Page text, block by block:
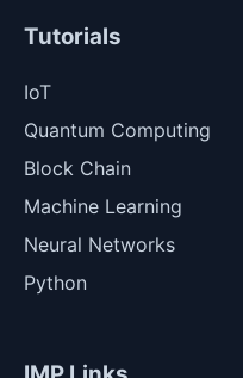
Tutorials
IoT
Quantum Computing
Block Chain
Machine Learning
Neural Networks
Python